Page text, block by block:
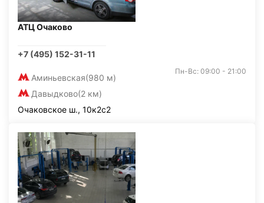
АТЦ Очаково
+7 (495) 152-31-11
Аминьевская(980 м)
Давыдково(2 км)
Пн-Вс: 09:00 - 21:00
Очаковское ш., 10к2с2